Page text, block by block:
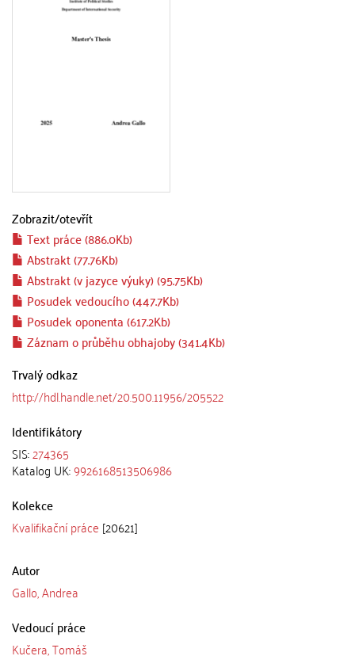
Zobrazit/otevřít
Text práce (886.0Kb)
Abstrakt (77.76Kb)
Abstrakt (v jazyce výuky) (95.75Kb)
Posudek vedoucího (447.7Kb)
Posudek oponenta (617.2Kb)
Záznam o průběhu obhajoby (341.4Kb)
Trvalý odkaz
http://hdl.handle.net/20.500.11956/205522
Identifikátory
SIS:274365
Katalog UK:9926168513506986
Kolekce
Kvalifikační práce [20621]
Autor
Gallo, Andrea
Vedoucí práce
Kučera, Tomáš